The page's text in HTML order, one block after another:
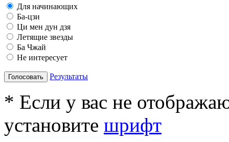
Для начинающих
Ба-цзи
Ци мен дун дзя
Летящие звезды
Ба Чжай
Не интересует
Голосовать Результаты
* Если у вас не
установите шрифт